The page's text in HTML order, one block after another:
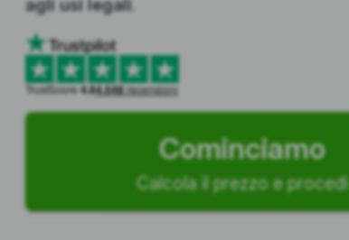
agli usi legali
TrustScore4.84.548recensioni
Cominciamo
Calcola il prezzo e procedi